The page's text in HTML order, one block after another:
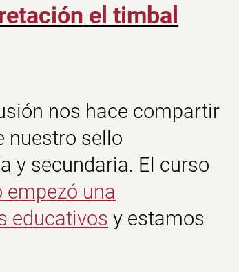
el timbal
nos hace compartir
nuestro sello
y secundaria. El curso
empezó una
educativos y estamos